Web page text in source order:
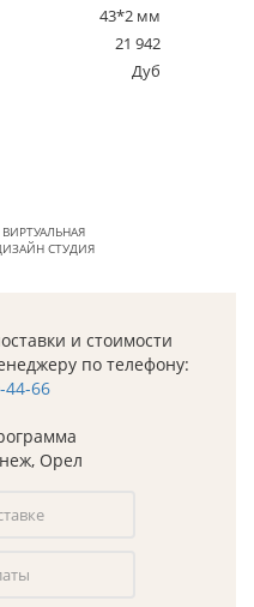
43*2 мм
21 942
Дуб
ВИРТУАЛЬНАЯ
СТУДИЯ
и стоимости
по телефону:
44-66
Орел